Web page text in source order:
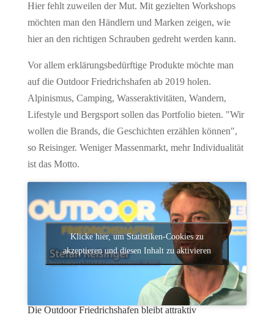
Hier fehlt zuweilen der Mut. Mit gezielten Workshops
möchten man den Händlern und Marken zeigen, wie
hier an den richtigen Schrauben gedreht werden kann.
Vor allem erklärungsbedürftige Produkte möchte man
auf die Outdoor Friedrichshafen ab 2019 holen.
Alpinismus, Camping, Wasseraktivitäten, Wandern,
Lifestyle und Bergsport sollen das Portfolio bieten. "Wir
wollen die Brands, die Geschichten erzählen können",
so Reisinger. Weniger Massenmarkt, mehr Individualität
ist das Motto.
Klicke hier, um Statistiken-Cookies zu
akzeptieren und diesen Inhalt zu aktivieren
Die Outdoor Friedrichshafen bleibt attraktiv